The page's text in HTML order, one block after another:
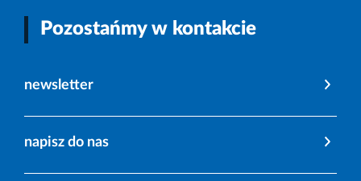
Pozostańmy w kontakcie
newsletter
napisz do nas